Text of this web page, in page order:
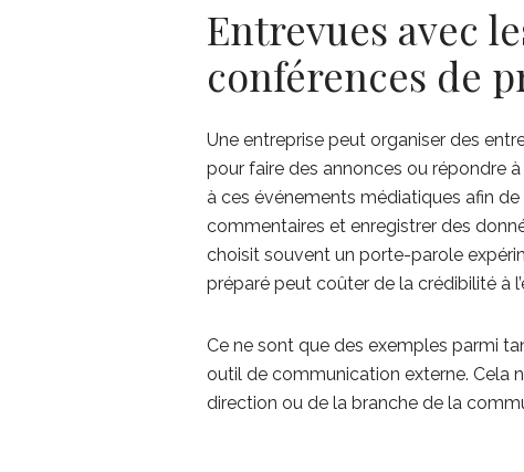
Entrevues avec
conférences de
Une entreprise peut organiser des
pour faire des annonces ou répondre
à ces événements médiatiques afin
commentaires et enregistrer des
choisit souvent un porte-parole
préparé peut coûter de la crédibilité à
Ce ne sont que des exemples parmi
outil de communication externe. Cela
direction ou de la branche de la